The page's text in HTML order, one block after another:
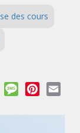
des cours
Viber MessagePinterest